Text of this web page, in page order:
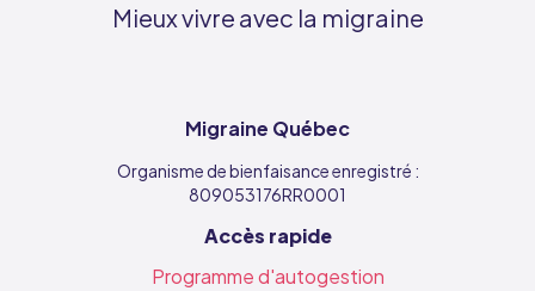
Mieux vivre avec la migraine
Migraine Québec
Organisme de bienfaisance enregistré :
809053176RR0001
Accès rapide
Programme d'autogestion